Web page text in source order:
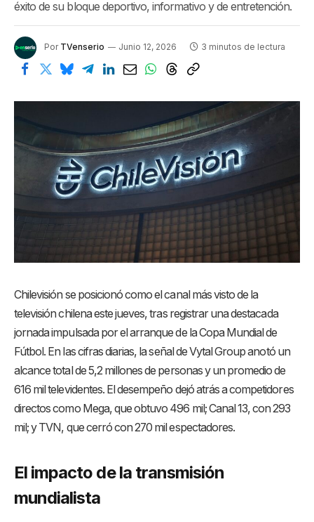
éxito de su bloque deportivo, informativo y de entretención.
Por TVenserio Junio 12, 2026 3 minutos de lectura
Chilevisión se posicionó como el canal más visto de la
televisión chilena este jueves, tras registrar una destacada
jornada impulsada por el arranque de la Copa Mundial de
Fútbol. En las cifras diarias, la señal de Vytal Group anotó un
alcance total de 5,2 millones de personas y un promedio de
616 mil televidentes. El desempeño dejó atrás a competidores
directos como Mega, que obtuvo 496 mil; Canal 13, con 293
mil; y TVN, que cerró con 270 mil espectadores.
El impacto de la transmisión
mundialista